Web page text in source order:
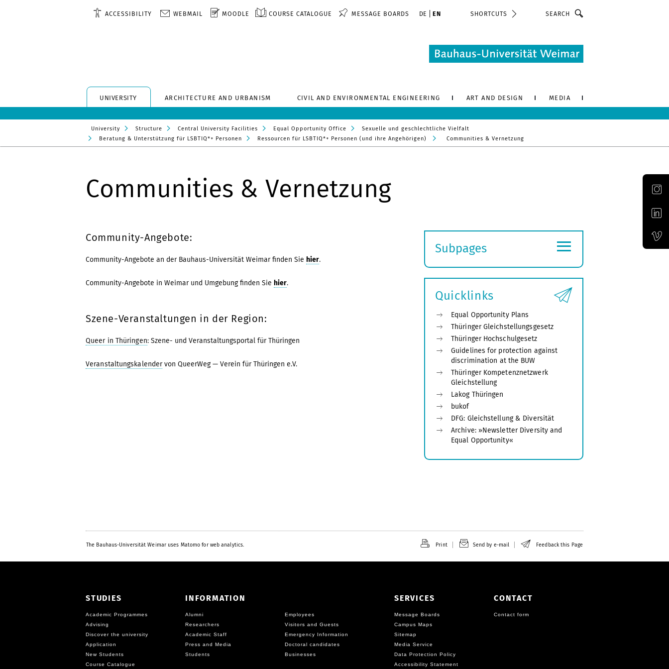
ACCESSIBILITY WEBMAIL MOODLE COURSE CATALOGUE MESSAGE BOARDS DE EN SHORTCUTS
UNIVERSITY ARCHITECTURE AND URBANISM CIVIL AND ENVIRONMENTAL ENGINEERING ART AND DESIGN MEDIA
University Structure Central University Facilities Equal Opportunity Office
Sexuelle und geschlechtliche Vielfalt
Beratung & Unterstützung für LSBTIQ*+ Personen
Ressourcen für LSBTIQ*+ Personen (und ihre Angehörigen) Communities & Vernetzung
Communities & Vernetzung
Community-Angebote:
Community-Angebote an der Bauhaus-Universität Weimar finden Sie hier.
Community-Angebote in Weimar und Umgebung finden Sie hier.
Szene-Veranstaltungen in der Region:
Queer in Thüringen: Szene- und Veranstaltungsportal für Thüringen
Veranstaltungskalendervon QueerWeg — Verein für Thüringen e.V.
Subpages
submenu
≡
Quicklinks
Equal Opportunity Plans
Thüringer Gleichstellungsgesetz
Thüringer Hochschulgesetz
Guidelines for protection against
discrimination at the BUW
Thüringer Kompetenznetzwerk
Gleichstellung
Lakog Thüringen
bukof
DFG: Gleichstellung & Diversität
Archive: »Newsletter Diversity and
Equal Opportunity«
The Bauhaus-Universität Weimar uses Matomo for web analytics. Print Send by e-mail Feedback this Page
STUDIES
Academic Programmes
Advising
Discover the university
Application
New Students
Course Catalogue
INFORMATION
Alumni
Employees
Researchers
Visitors and Guests
Academic Staff
Emergency Information
Press and Media
Doctoral candidates
Students
Businesses
SERVICES
Message Boards
Campus Maps
Sitemap
Media Service
Data Protection Policy
Accessibility Statement
CONTACT
Contact form